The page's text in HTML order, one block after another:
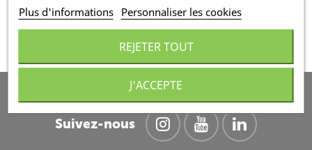
Suivez-nous
Plus d'informations Personnaliser les cookies
REJETER TOUT
J'ACCEPTE